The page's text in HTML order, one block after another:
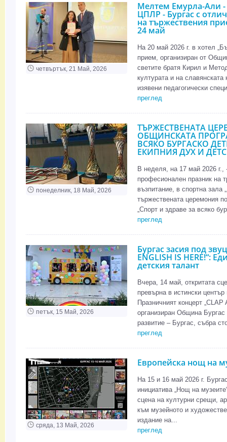
четвъртък, 21 Май, 2026
Мелтем Емурла-Али -
ЦПЛР - Бургас с
на тържествения
24 май
На 20 май 2026 г. в хотел
прием, организиран от
светите братя Кирил и
културата и на
изявени педагогически
преглед
понеделник, 18 Май, 2026
ТЪРЖЕСТВЕНАТА
ОБЩИНСКАТА
ВСЯКО БУРГАСКО
ЕКИПНИЯ ДУХ И
В неделя, на 17 май 2026 г.,
професионален празник на
възпитание, в спортна зала
тържествената церемония
„Спорт и здраве за всяко
преглед
петък, 15 Май, 2026
Бургас засия под
ENGLISH IS HERE!“:
детския талант
Вчера, 14 май, откритата
превърна в истински
Празничният концерт
организиран Община
развитие – Бургас, събра
преглед
сряда, 13 Май, 2026
Европейска нощ на
На 15 и 16 май 2026 г.
инициатива „Нощ на
сцена на културни срещи,
към музейното и
издание на...
преглед